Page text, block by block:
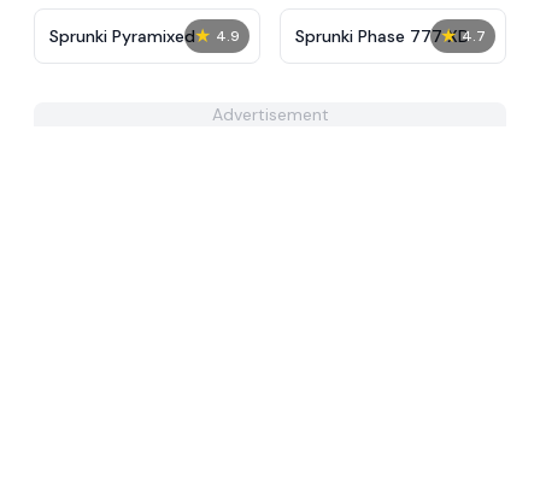
★ 4.9
Sprunki Pyramixed ★ 4.7
Sprunki Phase 777 XD
Advertisement